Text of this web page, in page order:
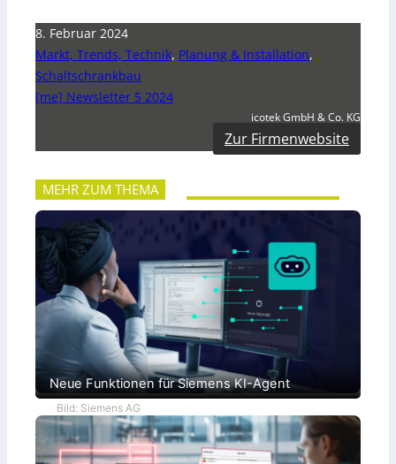
8. Februar 2024
Markt, Trends, Technik, Planung & Installation,
Schaltschrankbau
[me] Newsletter 5 2024
icotek GmbH & Co. KG
Zur Firmenwebsite
MEHR ZUM THEMA
Neue Funktionen für Siemens KI-Agent
Bild: Siemens AG